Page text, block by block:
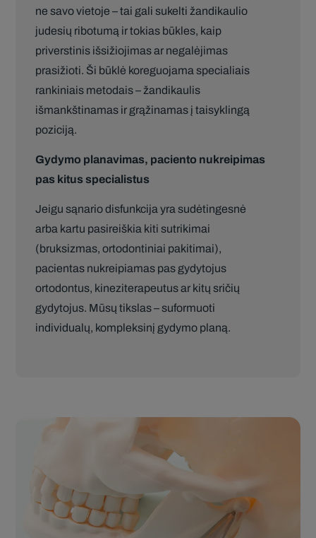
ne savo vietoje – tai gali sukelti žandikaulio
judesių ribotumą ir tokias būkles, kaip
priverstinis išsižiojimas ar negalėjimas
prasižioti. Ši būklė koreguojama specialiais
rankiniais metodais – žandikaulis
išmankštinamas ir grąžinamas į taisyklingą
poziciją.
Gydymo planavimas, paciento nukreipimas
pas kitus specialistus
Jeigu sąnario disfunkcija yra sudėtingesnė
arba kartu pasireiškia kiti sutrikimai
(bruksizmas, ortodontiniai pakitimai),
pacientas nukreipiamas pas gydytojus
ortodontus, kineziterapeutus ar kitų sričių
gydytojus. Mūsų tikslas – suformuoti
individualų, kompleksinį gydymo planą.